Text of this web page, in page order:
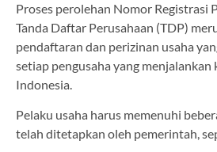
Proses perolehan Nomor Registrasi
Tanda Daftar Perusahaan (TDP)
pendaftaran dan perizinan usaha
setiap pengusaha yang menjalankan
Indonesia.
Pelaku usaha harus memenuhi
telah ditetapkan oleh pemerintah,